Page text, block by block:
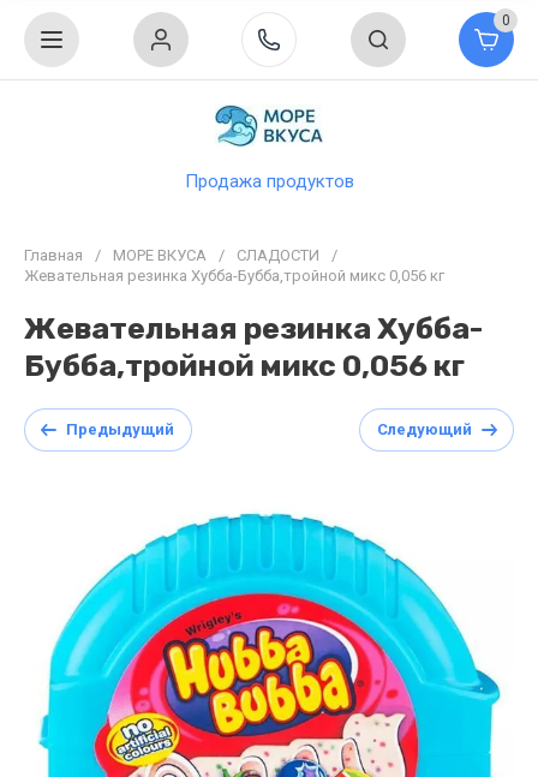
Продажа продуктов
0
Главная / МОРЕ ВКУСА / СЛАДОСТИ
/
Жевательная резинка Хубба-Бубба,тройной микс 0,056 кг
Жевательная резинка Хубба-
Бубба,тройной микс 0,056 кг
Предыдущий Следующий